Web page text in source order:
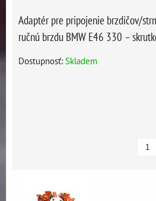
Adaptér pre pripojenie brzdičov/
ručnú brzdu BMW E46 330 –
Dostupnosť: Skladem